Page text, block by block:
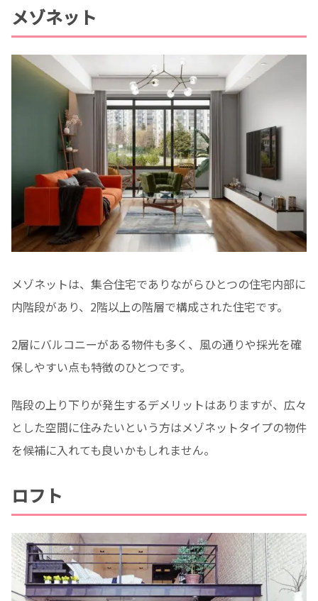
メゾネット
メゾネットは、集合住宅でありながらひとつの住宅内部に
内階段があり、2階以上の階層で構成された住宅です。
2層にバルコニーがある物件も多く、風の通りや採光を確
保しやすい点も特徴のひとつです。
階段の上り下りが発生するデメリットはありますが、広々
とした空間に住みたいという方はメゾネットタイプの物件
を候補に入れても良いかもしれません。
ロフト